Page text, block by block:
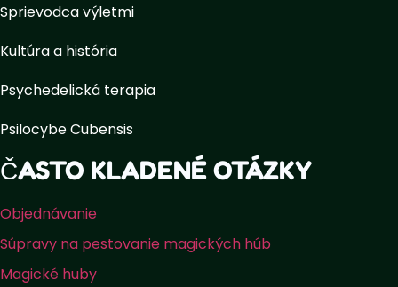
Sprievodca výletmi
Kultúra a história
Psychedelická terapia
Psilocybe Cubensis
ČASTO KLADENÉ OTÁZKY
Objednávanie
Súpravy na pestovanie magických húb
Magické huby